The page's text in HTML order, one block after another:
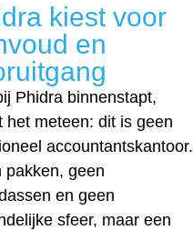
kiest voor
en
Phidra binnenstapt,
het meteen: dit is geen
accountantskantoor.
pakken, geen
en geen
sfeer, maar een